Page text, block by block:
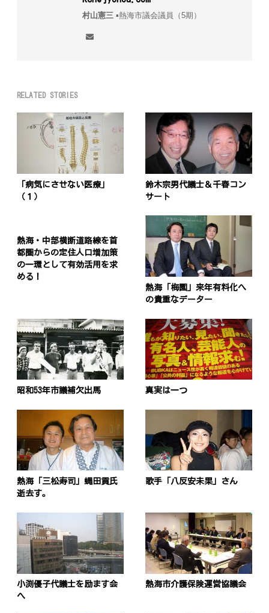
村山憲三▪︎熱海市議会議員（5期）
RELATED STORIES
「病気にさせない医療」
（１）
鈴木宗男代議士＆千春コン
サート
熱海・中部横断道路線を首
都圏からの定住人口増加策
の一環として有効活用を求
める！
熱海「梅園」来年有料化へ
の貴重なデーター
昭和53年市議補欠出馬 真実は一つ
熱海「三松寿司」蝿田貢氏
逝去す。
歌手「八反安未果」さん
小渕優子代議士を励ます会
へ
熱海市介護保険運営協議会